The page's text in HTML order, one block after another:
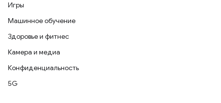
Игры
Машинное обучение
Здоровье и фитнес
Камера и медиа
Конфиденциальность
5G